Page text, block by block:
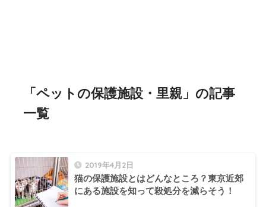
「ペットの保護施設・里親」の記事
一覧
2019年4月2日
猫の保護施設とはどんなところ？東京近郊
にある施設を知って殺処分を減らそう！